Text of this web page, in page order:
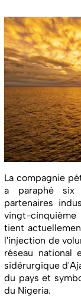
La compagnie
a paraphé six
partenaires
vingt-
tient
l'injection de
réseau national
sidérurgique
du pays et
du Nigeria.